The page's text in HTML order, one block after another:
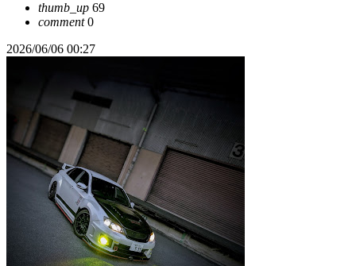
thumb_up 69
comment0
2026/06/06 00:27